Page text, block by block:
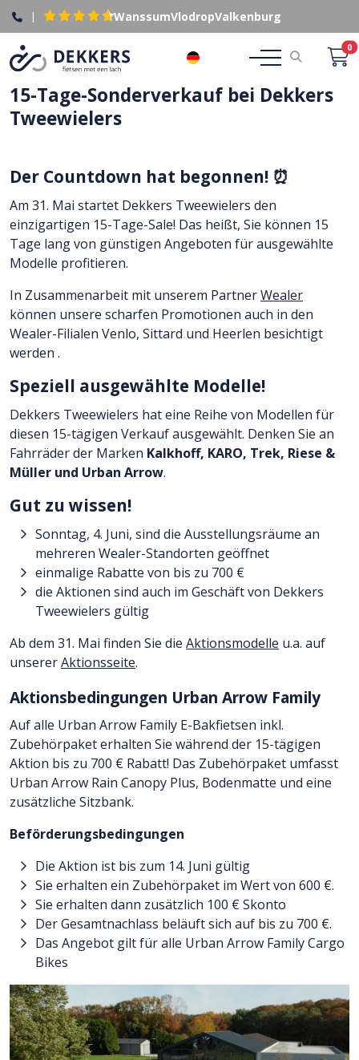
| WanssumVlodropValkenburg
0
15-Tage-Sonderverkauf bei Dekkers
Tweewielers
Der Countdown hat begonnen! ⏰
Am 31. Mai startet Dekkers Tweewielers den
einzigartigen 15-Tage-Sale! Das heißt, Sie können 15
Tage lang von günstigen Angeboten für ausgewählte
Modelle profitieren.
In Zusammenarbeit mit unserem PartnerWealer
können unsere scharfen Promotionen auch in den
Wealer-Filialen Venlo, Sittard und Heerlen besichtigt
werden .
Speziell ausgewählte Modelle!
Dekkers Tweewielers hat eine Reihe von Modellen für
diesen 15-tägigen Verkauf ausgewählt. Denken Sie an
Fahrräder der Marken Kalkhoff, KARO, Trek, Riese &
Müller und Urban Arrow.
Gut zu wissen!
Sonntag, 4. Juni, sind die Ausstellungsräume an
mehreren Wealer-Standorten geöffnet
einmalige Rabatte von bis zu 700 €
die Aktionen sind auch im Geschäft von Dekkers
Tweewielers gültig
Ab dem 31. Mai finden Sie die Aktionsmodelle u.a. auf
unsererAktionsseite.
Aktionsbedingungen Urban Arrow Family
Auf alle Urban Arrow Family E-Bakfietsen inkl.
Zubehörpaket erhalten Sie während der 15-tägigen
Aktion bis zu 700 € Rabatt! Das Zubehörpaket umfasst
Urban Arrow Rain Canopy Plus, Bodenmatte und eine
zusätzliche Sitzbank.
Beförderungsbedingungen
Die Aktion ist bis zum 14. Juni gültig
Sie erhalten ein Zubehörpaket im Wert von 600 €.
Sie erhalten dann zusätzlich 100 € Skonto
Der Gesamtnachlass beläuft sich auf bis zu 700 €.
Das Angebot gilt für alle Urban Arrow Family Cargo
Bikes